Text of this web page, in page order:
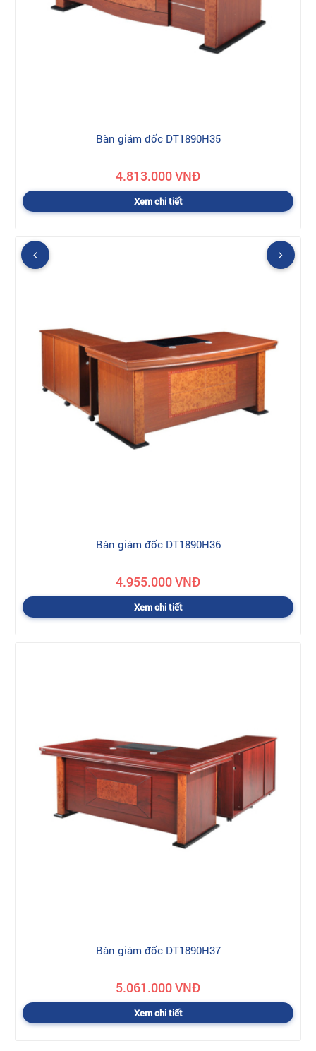
Bàn giám đốc DT1890H35
4.813.000 VNĐ
Xem chi tiết
Bàn giám đốc DT1890H36
4.955.000 VNĐ
Xem chi tiết
Bàn giám đốc DT1890H37
5.061.000 VNĐ
Xem chi tiết